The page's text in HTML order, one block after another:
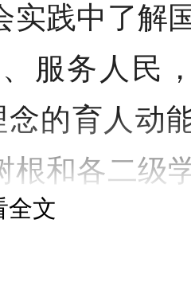
践中了解国
服务人民
的育人动
和各二级
席仪式。各
各实践团队
全文